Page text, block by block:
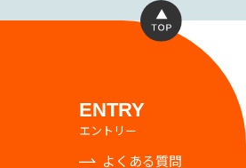
ENTRY
エントリー
よくある質問